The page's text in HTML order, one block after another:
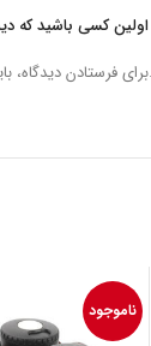
اولین کسی باشید که
برای فرستادن دیدگاه،
ناموجود